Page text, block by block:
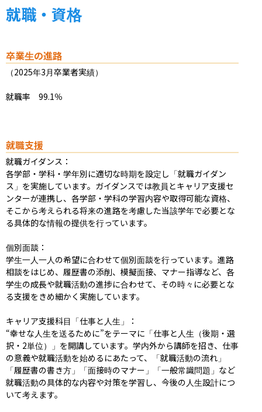
就職・資格
卒業生の進路
（2025年3月卒業者実績）
就職率　99.1％
就職支援
就職ガイダンス：
各学部・学科・学年別に適切な時期を設定し「就職ガイダン
ス」を実施しています。ガイダンスでは教員とキャリア支援セ
ンターが連携し、各学部・学科の学習内容や取得可能な資格、
そこから考えられる将来の進路を考慮した当該学年で必要とな
る具体的な情報の提供を行っています。
個別面談：
学生一人一人の希望に合わせて個別面談を行っています。進路
相談をはじめ、履歴書の添削、模擬面接、マナー指導など、各
学生の成長や就職活動の進捗に合わせて、その時々に必要とな
る支援をきめ細かく実施しています。
キャリア支援科目「仕事と人生」：
“幸せな人生を送るために”をテーマに「仕事と人生（後期・選
択・2単位）」を開講しています。学内外から講師を招き、仕事
の意義や就職活動を始めるにあたって、「就職活動の流れ」
「履歴書の書き方」「面接時のマナー」「一般常識問題」など
就職活動の具体的な内容や対策を学習し、今後の人生設計につ
いて考えます。